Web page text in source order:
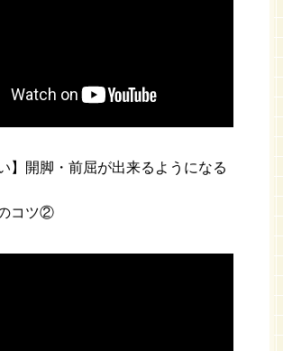
】開脚・前屈が出来るようになる
コツ②